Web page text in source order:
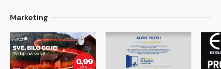
Marketing